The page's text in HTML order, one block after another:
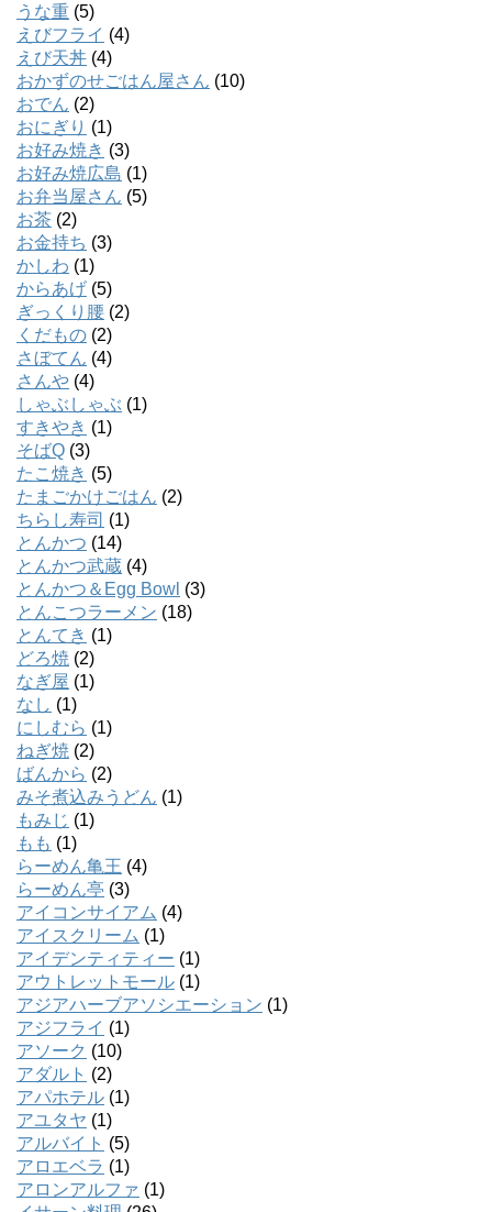
うな重 (5)
えびフライ (4)
えび天丼 (4)
おかずのせごはん屋さん (10)
おでん (2)
おにぎり (1)
お好み焼き (3)
お好み焼広島 (1)
お弁当屋さん (5)
お茶 (2)
お金持ち (3)
かしわ (1)
からあげ (5)
ぎっくり腰 (2)
くだもの (2)
さぼてん (4)
さんや (4)
しゃぶしゃぶ (1)
すきやき (1)
そばQ (3)
たこ焼き (5)
たまごかけごはん (2)
ちらし寿司 (1)
とんかつ (14)
とんかつ武蔵 (4)
とんかつ＆Egg Bowl (3)
とんこつラーメン (18)
とんてき (1)
どろ焼 (2)
なぎ屋 (1)
なし (1)
にしむら (1)
ねぎ焼 (2)
ばんから (2)
みそ煮込みうどん (1)
もみじ (1)
もも (1)
らーめん亀王 (4)
らーめん亭 (3)
アイコンサイアム (4)
アイスクリーム (1)
アイデンティティー (1)
アウトレットモール (1)
アジアハーブアソシエーション (1)
アジフライ (1)
アソーク (10)
アダルト (2)
アパホテル (1)
アユタヤ (1)
アルバイト (5)
アロエベラ (1)
アロンアルファ (1)